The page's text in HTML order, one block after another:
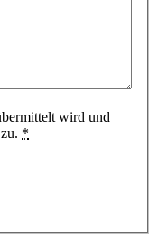
wird und
zu. *